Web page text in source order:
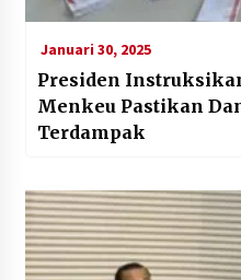
Januari 30, 2025
Presiden
Menkeu Pastikan
Terdampak